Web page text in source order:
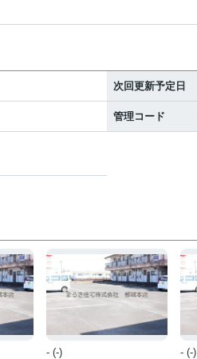
次回更新予定日
管理コード
- (-) - (-)